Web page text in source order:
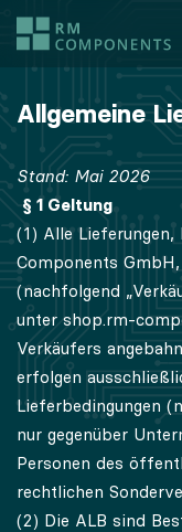
Allgemeine
Stand: Mai 2026
§ 1 Geltung
(1) Alle Lieferungen,
Components
(nachfolgend
unter shop.rm-
Verkäufers
erfolgen
Lieferbedingungen
nur gegenüber
Personen des
rechtlichen
(2) Die ALB sind